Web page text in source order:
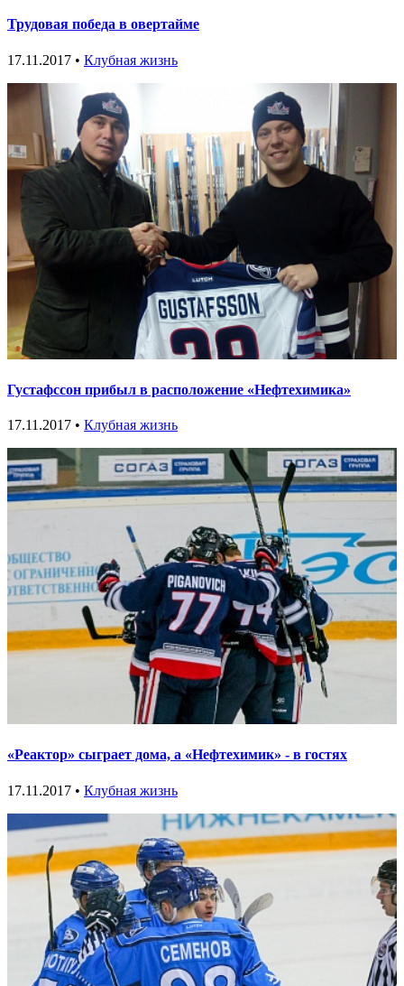
Трудовая победа в овертайме
17.11.2017 • Клубная жизнь
Густафссон прибыл в расположение «Нефтехимика»
17.11.2017 • Клубная жизнь
«Реактор» сыграет дома, а «Нефтехимик» - в гостях
17.11.2017 • Клубная жизнь